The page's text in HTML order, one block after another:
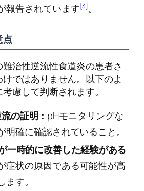
報告されています[3]。
点
治性逆流性食道炎の患者さ
ではありません。以下のよ
慮して判断されます。
の証明： pHモニタリングな
明確に確認されていること。
一時的に改善した経験がある
症状の原因である可能性が高
す。